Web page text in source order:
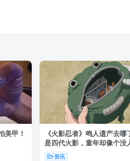
美甲！
《火影忍者》鸣人遗产去
是四代火影，童年却像个没
资讯